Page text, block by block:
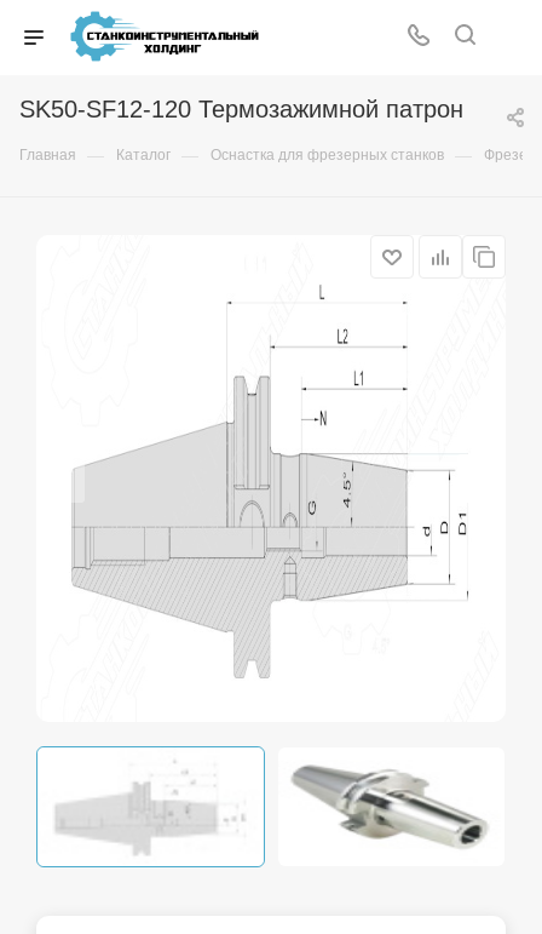
SK50-SF12-120 Термозажимной патрон
Главная — Каталог — Оснастка для фрезерных станков —